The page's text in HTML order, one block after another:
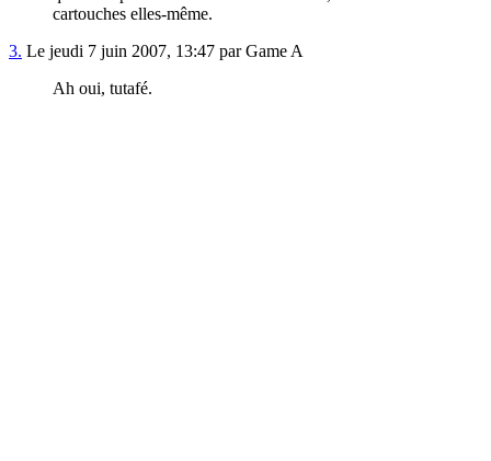
cartouches elles-même.
3. Le jeudi 7 juin 2007, 13:47 par Game A
Ah oui, tutafé.